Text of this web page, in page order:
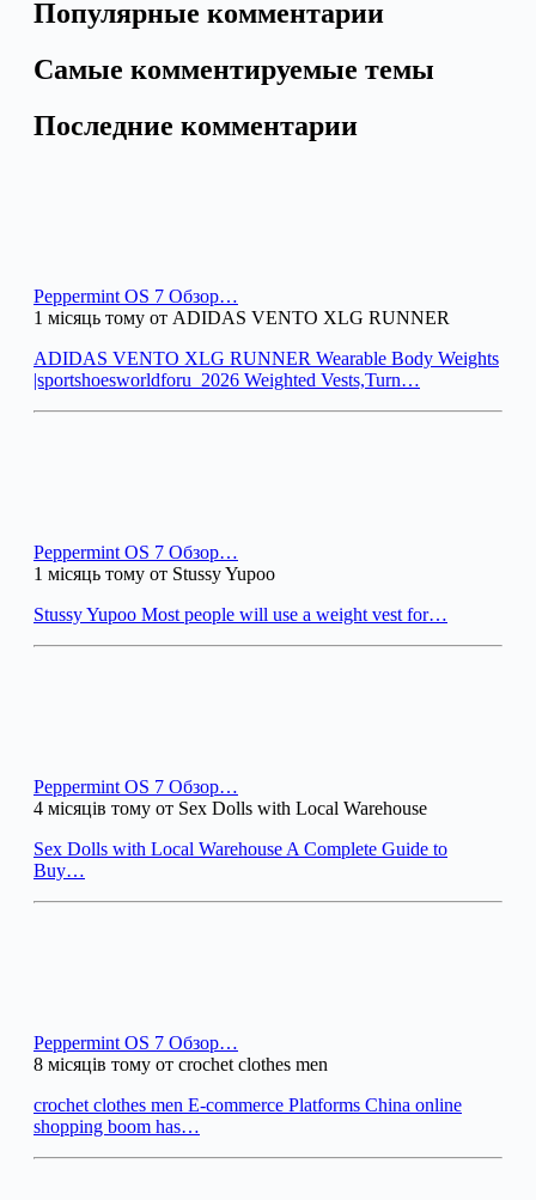
Популярные комментарии
Самые комментируемые темы
Последние комментарии
Peppermint OS 7 Обзор…
1 місяць тому от ADIDAS VENTO XLG RUNNER
ADIDAS VENTO XLG RUNNER Wearable Body Weights
|sportshoesworldforu_2026 Weighted Vests,Turn…
Peppermint OS 7 Обзор…
1 місяць тому от Stussy Yupoo
Stussy Yupoo Most people will use a weight vest for…
Peppermint OS 7 Обзор…
4 місяців тому от Sex Dolls with Local Warehouse
Sex Dolls with Local Warehouse A Complete Guide to
Buy…
Peppermint OS 7 Обзор…
8 місяців тому от crochet clothes men
crochet clothes men E-commerce Platforms China online
shopping boom has…